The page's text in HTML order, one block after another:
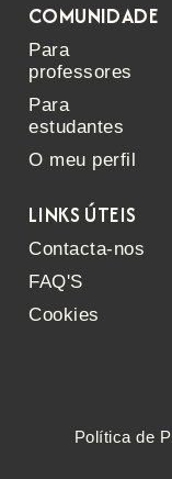
COMUNIDADE
Para
professores
Para
estudantes
O meu perfil
LINKS ÚTEIS
Contacta-nos
FAQ'S
Cookies
Política de